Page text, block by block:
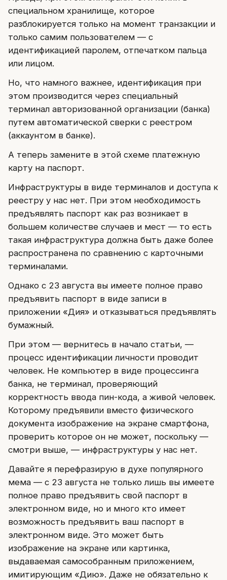
специальном хранилище, которое
разблокируется только на момент транзакции и
только самим пользователем — с
идентификацией паролем, отпечатком пальца
или лицом.
Но, что намного важнее, идентификация при
этом производится через специальный
терминал авторизованной организации (банка)
путем автоматической сверки с реестром
(аккаунтом в банке).
А теперь замените в этой схеме платежную
карту на паспорт.
Инфраструктуры в виде терминалов и доступа к
реестру у нас нет. При этом необходимость
предъявлять паспорт как раз возникает в
большем количестве случаев и мест — то есть
такая инфраструктура должна быть даже более
распространена по сравнению с карточными
терминалами.
Однако с 23 августа вы имеете полное право
предъявить паспорт в виде записи в
приложении «Дия» и отказываться предъявлять
бумажный.
При этом — вернитесь в начало статьи, —
процесс идентификации личности проводит
человек. Не компьютер в виде процессинга
банка, не терминал, проверяющий
корректность ввода пин-кода, а живой человек.
Которому предъявили вместо физического
документа изображение на экране смартфона,
проверить которое он не может, поскольку —
смотри выше, — инфраструктуры у нас нет.
Давайте я перефразирую в духе популярного
мема — с 23 августа не только лишь вы имеете
полное право предъявить свой паспорт в
электронном виде, но и много кто имеет
возможность предъявить ваш паспорт в
электронном виде. Это может быть
изображение на экране или картинка,
выдаваемая самособранным приложением,
имитирующим «Дию». Даже не обязательно к